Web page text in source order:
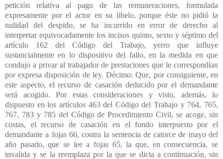
petición relativa al pago de las remuneraciones, formulada
expresamente por el actor en su libelo, porque éste no pidió la
nulidad del despido, se ha incurrido en error de derecho al
interpretar equivocadamente los incisos quinto, sexto y séptimo del
artículo 162 del Código del Trabajo, yerro que influye
sustancialmente en lo dispositivo del fallo, en la medida en que
condujo a privar al trabajador de prestaciones que le correspondían
por expresa disposición de ley. Décimo: Que, por consiguiente, en
este aspecto, el recurso de casación deducido por el demandante
será acogido. Por estas consideraciones y visto, además, lo
dispuesto en los artículos 463 del Código del Trabajo y 764, 765,
767, 783 y 785 del Código de Procedimiento Civil, se acoge, sin
costas, el recurso de casación en el fondo interpuesto por el
demandante a fojas 66, contra la sentencia de catorce de mayo del
año pasado, que se lee a fojas 65, la que, en consecuencia, se
invalida y se la reemplaza por la que se dicta a continuación, sin